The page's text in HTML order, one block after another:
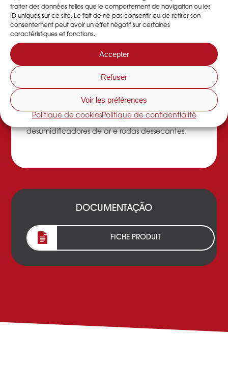
traiter des données telles que le comportement de navigation ou les
ID uniques sur ce site. Le fait de ne pas consentir ou de retirer son
consentement peut avoir un effet négatif sur certaines
caractéristiques et fonctions.
Accepter
Refuser
Voir les préférences
Politique de cookiesPolitique de confidentialité
Em cada um dos nossosdesidratadores
encontra-se uma roda desidratante que permite
oficina de produção.
manutenção de desidratadores,
desumidificadores de ar e rodas dessecantes.
DOCUMENTAÇÃO
FICHE PRODUIT